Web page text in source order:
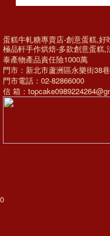
蛋糕牛軋糖專賣店-創意蛋糕,
極品軒手作烘焙-多款創意蛋糕,
泰產物產品責任險1000萬
門市：新北市蘆洲區永樂街38
門市電話：02-82866000
信 箱：
0